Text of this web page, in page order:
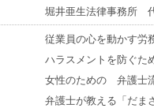
堀井亜生法律事務所
従業員の心を動かす労
ハラスメントを防ぐた
女性のための 弁護士
弁護士が教える「だま